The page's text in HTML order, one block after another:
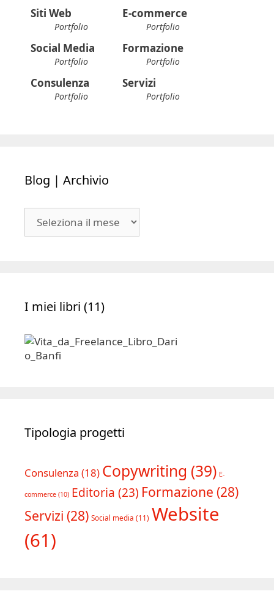
Siti Web
Portfolio
E-commerce
Portfolio
Social Media
Portfolio
Formazione
Portfolio
Consulenza
Portfolio
Servizi
Portfolio
Blog | Archivio
I miei libri (11)
Tipologia progetti
Consulenza (18) Copywriting (39) E-
commerce (10) Editoria (23) Formazione (28)
Servizi (28) Social media (11) Website
(61)